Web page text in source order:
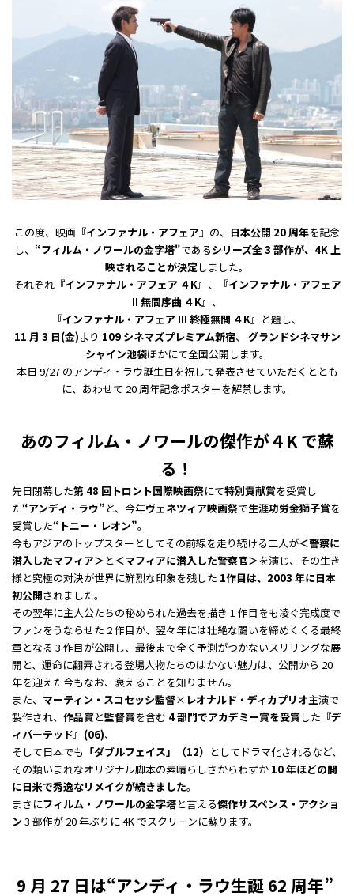
この度、映画 『インファナル・アフェア』 の、 日本公開 20 周年を記念
し、 “フィルム・ノワールの金字塔"であるシリーズ全 3 部作が、4K 上
映されることが決定しました。
それぞれ『インファナル・アフェア ４K』 、
『インファナル・アフェア
II 無間序曲 ４K』 、
『インファナル・アフェア III 終極無間 ４K』 と題し、
11 月 3 日(金)より 109 シネマズプレミアム新宿、 グランドシネマサン
シャイン池袋ほかにて全国公開します。
本日 9/27 のアンディ・ラウ誕生日を祝して発表させていただくととも
に、あわせて 20 周年記念ポスターを解禁します。
あのフィルム・ノワールの傑作が４K で蘇
る！
先日閉幕した第 48 回トロント国際映画祭にて特別貢献賞を受賞し
た“アンディ・ラウ” と、今年ヴェネツィア映画祭で生涯功労金獅子賞を
受賞した“トニー・レオン”。
今もアジアのトップスターとしてその前線を走り続ける二人が＜警察に
潜入したマフィア＞ と＜マフィアに潜入した警察官＞を演じ、その生き
様と究極の対決が世界に鮮烈な印象を残した 1作目は、2003 年に日本
初公開されました。
その翌年に主人公たちの秘められた過去を描き 1 作目をも凌ぐ完成度で
ファンをうならせた 2 作目が、翌々年には壮絶な闘いを締めくくる最終
章となる 3 作目が公開し、最後まで全く予測がつかないスリリングな展
開と、運命に翻弄される登場人物たちのはかない魅力は、公開から 20
年を迎えた今もなお、衰えることを知りません。
また、 マーティン・スコセッシ監督× レオナルド・ディカプリオ主演で
製作され、 作品賞と監督賞を含む 4 部門でアカデミー賞を受賞した 『デ
ィパーテッド』(06)、
そして日本でも 「ダブルフェイス」（12） としてドラマ化されるなど、
その類いまれなオリジナル脚本の素晴らしさからわずか 10 年ほどの間
に日米で秀逸なリメイクが続きました。
まさにフィルム・ノワールの金字塔と言える傑作サスペンス・アクショ
ン 3 部作が 20 年ぶりに 4K でスクリーンに蘇ります。
9 月 27 日は“アンディ・ラウ生誕 62 周年”